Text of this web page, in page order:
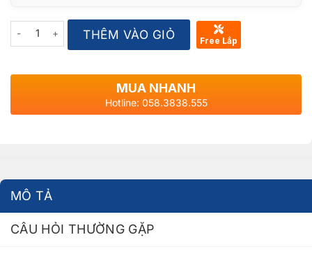
Quantity THÊM VÀO GIỎ Free Lắp
MUA NHANH
Hotline: 058.3838.555
MÔ TẢ
CÂU HỎI THƯỜNG GẶP